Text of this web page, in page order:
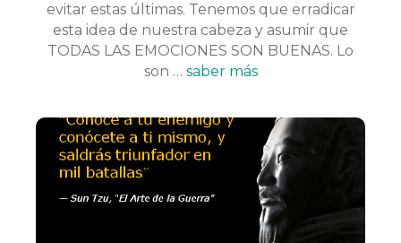
evitar estas últimas. Tenemos que erradicar
esta idea de nuestra cabeza y asumir que
TODAS LAS EMOCIONES SON BUENAS. Lo
son … saber más